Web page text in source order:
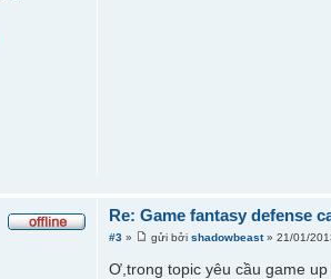
Re: Game fantasy defense
#3 » gửi bởishadowbeast» 21/01/
Ơ,trong topic yêu cầu game up